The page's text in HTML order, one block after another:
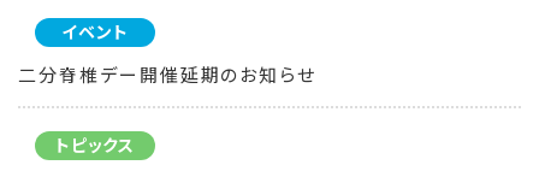
イベント
二分脊椎デー開催延期のお知らせ
トピックス